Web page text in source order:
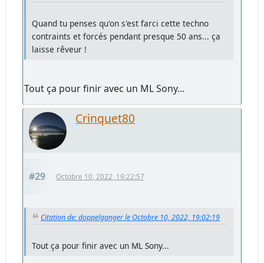
Quand tu penses qu'on s'est farci cette techno
contraints et forcés pendant presque 50 ans... ça
laisse rêveur !
Tout ça pour finir avec un ML Sony...
Crinquet80
#29 Octobre 10, 2022, 19:22:57
Citation de: doppelganger le Octobre 10, 2022, 19:02:19
Tout ça pour finir avec un ML Sony...